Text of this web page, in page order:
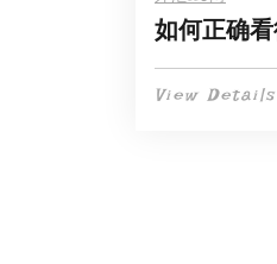
如何正确
View Details